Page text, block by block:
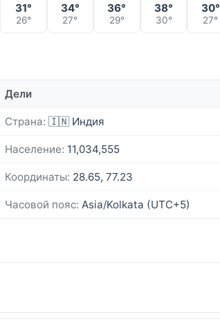
31°
26°
34°
27°
36°
29°
38°
30°
30°
27°
Дели
Страна: 🇮🇳 Индия
Население: 11,034,555
Координаты: 28.65, 77.23
Часовой пояс: Asia/Kolkata (UTC+5)